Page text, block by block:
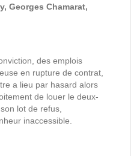
Georges Chamarat,
des emplois
en rupture de contrat,
a lieu par hasard alors
de louer le deux-
lot de refus,
inaccessible.